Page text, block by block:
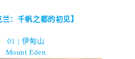
兰：千帆之都的初见】
01 | 伊甸山
Mount Eden